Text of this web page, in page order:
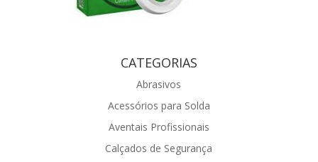
CATEGORIAS
Abrasivos
Acessórios para Solda
Aventais Profissionais
Calçados de Segurança